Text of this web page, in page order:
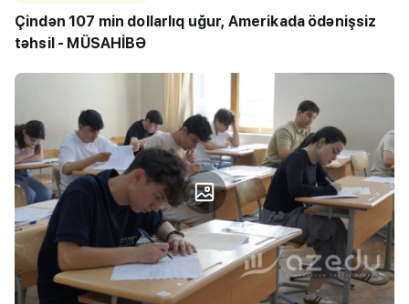
Çindən 107 min dollarlıq uğur, Amerikada ödənişsiz
təhsil - MÜSAHİBƏ